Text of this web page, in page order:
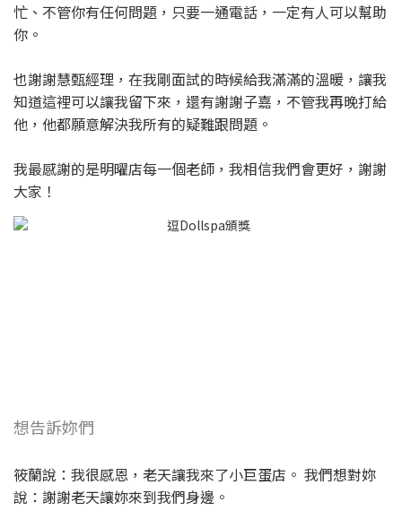
忙、不管你有任何問題，只要一通電話，一定有人可以幫助
你。
也謝謝慧甄經理，在我剛面試的時候給我滿滿的溫暖，讓我
知道這裡可以讓我留下來，還有謝謝子嘉，不管我再晚打給
他，他都願意解決我所有的疑難跟問題。
我最感謝的是明曜店每一個老師，我相信我們會更好，謝謝
大家！
想告訴妳們
筱蘭說：我很感恩，老天讓我來了小巨蛋店。 我們想對妳
說：謝謝老天讓妳來到我們身邊。